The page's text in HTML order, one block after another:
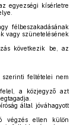
egyezségi kísérletre
félbeszakadásának
vagy szünetelésének
következik be, az
feltételei nem
a közjegyző azt
által jóváhagyott
végzés ellen külön